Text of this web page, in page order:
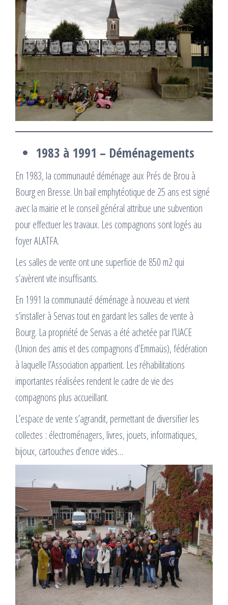
1983 à 1991 – Déménagements
En 1983, la communauté déménage aux Prés de Brou à
Bourg en Bresse. Un bail emphytéotique de 25 ans est signé
avec la mairie et le conseil général attribue une subvention
pour effectuer les travaux. Les compagnons sont logés au
foyer ALATFA.
Les salles de vente ont une superficie de 850 m2 qui
s’avèrent vite insuffisants.
En 1991 la communauté déménage à nouveau et vient
s’installer à Servas tout en gardant les salles de vente à
Bourg. La propriété de Servas a été achetée par l’UACE
(Union des amis et des compagnons d’Emmaüs), fédération
à laquelle l’Association appartient. Les réhabilitations
importantes réalisées rendent le cadre de vie des
compagnons plus accueillant.
L’espace de vente s’agrandit, permettant de diversifier les
collectes : électroménagers, livres, jouets, informatiques,
bijoux, cartouches d’encre vides…